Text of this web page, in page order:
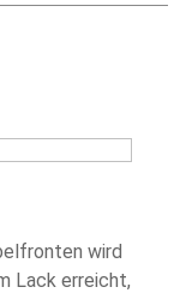
wird
Lack erreicht,